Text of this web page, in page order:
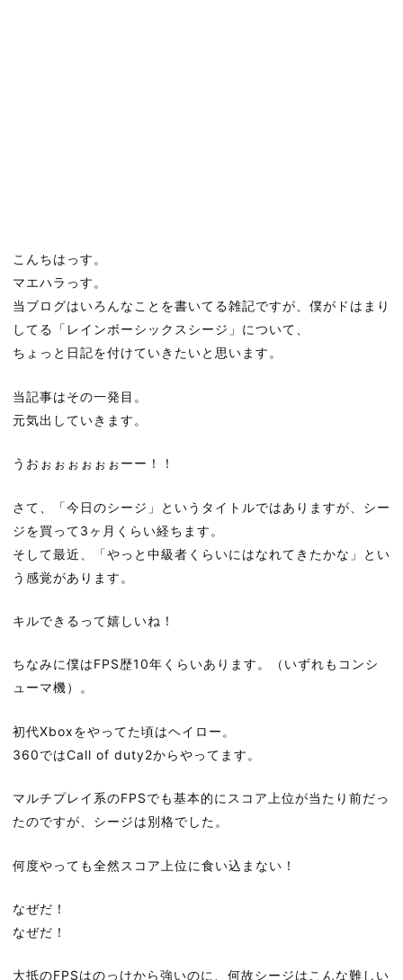
こんちはっす。
マエハラっす。
当ブログはいろんなことを書いてる雑記ですが、僕がドはまり
してる「レインボーシックスシージ」について、
ちょっと日記を付けていきたいと思います。
当記事はその一発目。
元気出していきます。
うおぉぉぉぉぉぉーー！！
さて、「今日のシージ」というタイトルではありますが、シー
ジを買って3ヶ月くらい経ちます。
そして最近、「やっと中級者くらいにはなれてきたかな」とい
う感覚があります。
キルできるって嬉しいね！
ちなみに僕はFPS歴10年くらいあります。（いずれもコンシ
ューマ機）。
初代Xboxをやってた頃はヘイロー。
360ではCall of duty2からやってます。
マルチプレイ系のFPSでも基本的にスコア上位が当たり前だっ
たのですが、シージは別格でした。
何度やっても全然スコア上位に食い込まない！
なぜだ！
なぜだ！
大抵のFPSはのっけから強いのに、何故シージはこんな難しい